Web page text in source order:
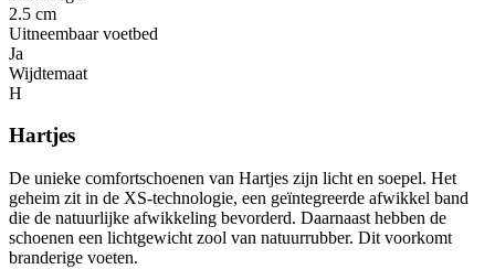
2.5 cm
Uitneembaar voetbed
Ja
Wijdtemaat
H
Hartjes
De unieke comfortschoenen van Hartjes zijn licht en soepel. Het
geheim zit in de XS-technologie, een geïntegreerde afwikkel band
die de natuurlijke afwikkeling bevorderd. Daarnaast hebben de
schoenen een lichtgewicht zool van natuurrubber. Dit voorkomt
branderige voeten.